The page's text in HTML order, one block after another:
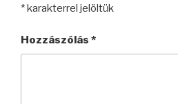
*karakterrel jelöltük
Hozzászólás *